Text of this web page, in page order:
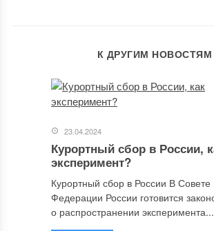
К ДРУГИМ НОВОСТЯМ
23.04.2024
Курортный сбор в России,
эксперимент?
Курортный сбор в России В Совете
Федерации России готовится
о распространении эксперимента...